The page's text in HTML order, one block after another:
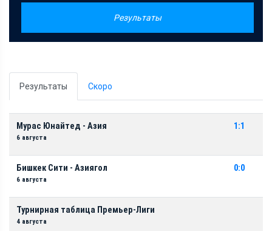
Результаты
Результаты Скоро
Мурас Юнайтед - Азия
6 августа
1:1
Бишкек Сити - Азиягол
6 августа
0:0
Турнирная таблица Премьер-Лиги
4 августа